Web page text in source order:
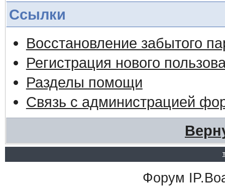
Ссылки
Восстановление забытого
Регистрация нового
Разделы помощи
Связь с администрацией
Форум